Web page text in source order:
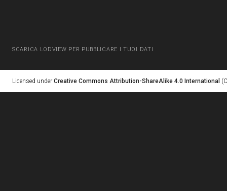
SCARICA LODVIEW PER PUBBLICARE I TUOI DATI
Licensed under Creative Commons Attribution-ShareAlike 4.0 International